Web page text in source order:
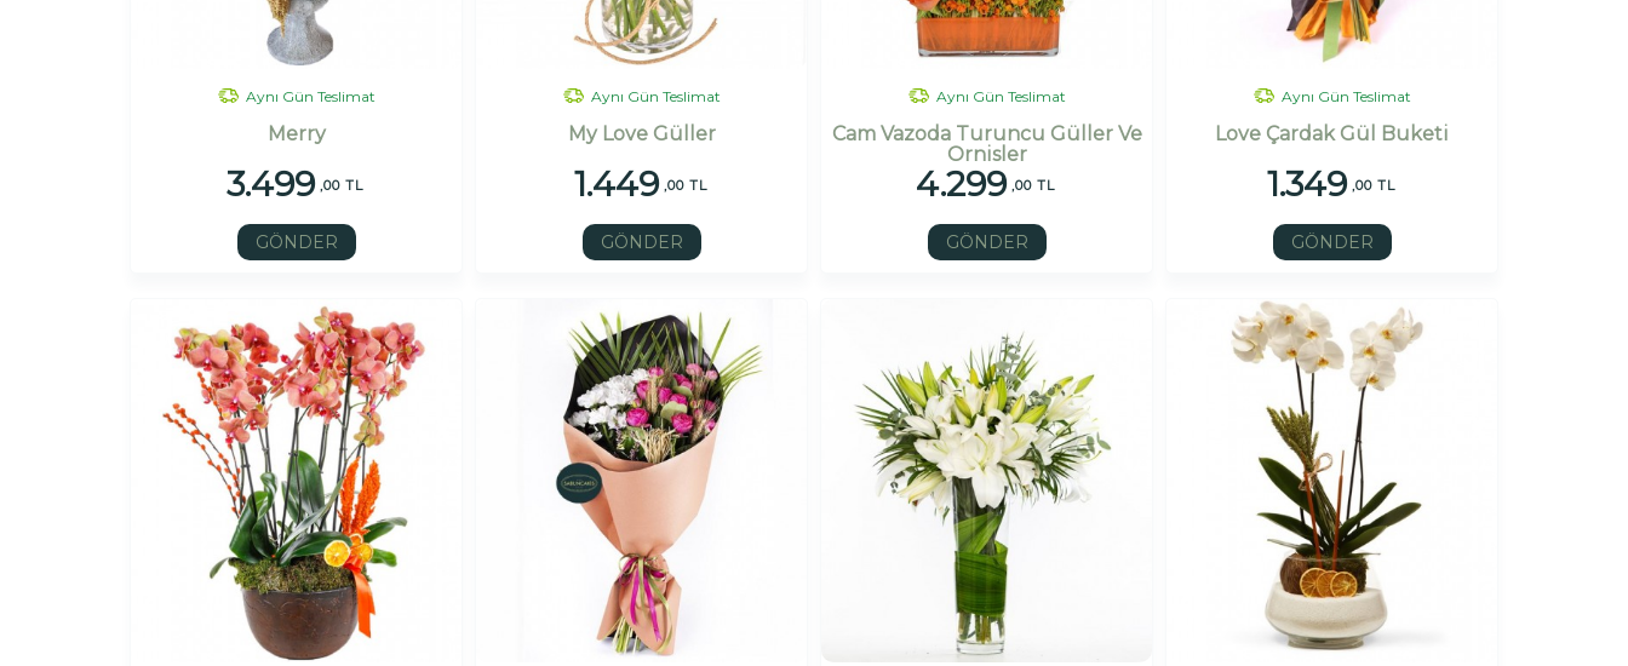
Aynı Gün Teslimat
Merry
3.499 ,00 TL
GÖNDER
Aynı Gün Teslimat
My Love Güller
1.449 ,00 TL
GÖNDER
Aynı Gün Teslimat
Cam Vazoda Turuncu Güller Ve
Ornisler
4.299 ,00 TL
GÖNDER
Aynı Gün Teslimat
Love Çardak Gül Buketi
1.349 ,00 TL
GÖNDER